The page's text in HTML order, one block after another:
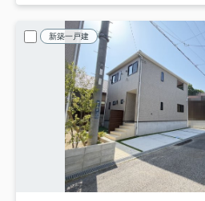
新築一戸建